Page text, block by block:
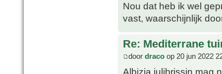
Nou dat heb ik wel
vast, waarschijnlijk
Re: Mediterrane
door draco op 20 jun 2022
Albizia julibrissin mag